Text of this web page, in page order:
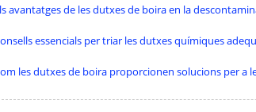
avantatges de les dutxes de boira en la
essencials per triar les dutxes químiques
les dutxes de boira proporcionen solucions per a